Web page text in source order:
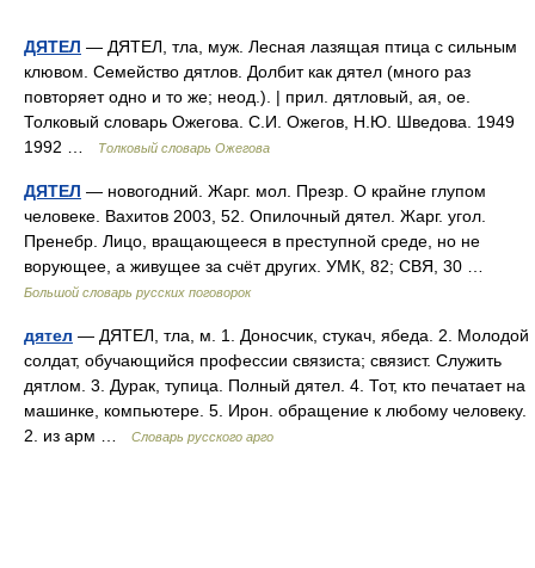
ДЯТЕЛ — ДЯТЕЛ, тла, муж. Лесная лазящая птица с сильным
клювом. Семейство дятлов. Долбит как дятел (много раз
повторяет одно и то же; неод.). | прил. дятловый, ая, ое.
Толковый словарь Ожегова. С.И. Ожегов, Н.Ю. Шведова. 1949
1992 …
Толковый словарь Ожегова
ДЯТЕЛ — новогодний. Жарг. мол. Презр. О крайне глупом
человеке. Вахитов 2003, 52. Опилочный дятел. Жарг. угол.
Пренебр. Лицо, вращающееся в преступной среде, но не
ворующее, а живущее за счёт других. УМК, 82; СВЯ, 30 …
Большой словарь русских поговорок
дятел — ДЯТЕЛ, тла, м. 1. Доносчик, стукач, ябеда. 2. Молодой
солдат, обучающийся профессии связиста; связист. Служить
дятлом. 3. Дурак, тупица. Полный дятел. 4. Тот, кто печатает на
машинке, компьютере. 5. Ирон. обращение к любому человеку.
2. из арм …
Словарь русского арго